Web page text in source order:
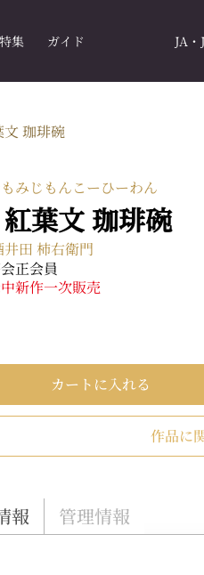
特集 ガイド JA・
文 珈琲碗
みじもんこーひーわん
葉文 珈琲碗
田 柿右衛門
正会員
新作一次販売
カートに入れる
作品に
報 管理情報